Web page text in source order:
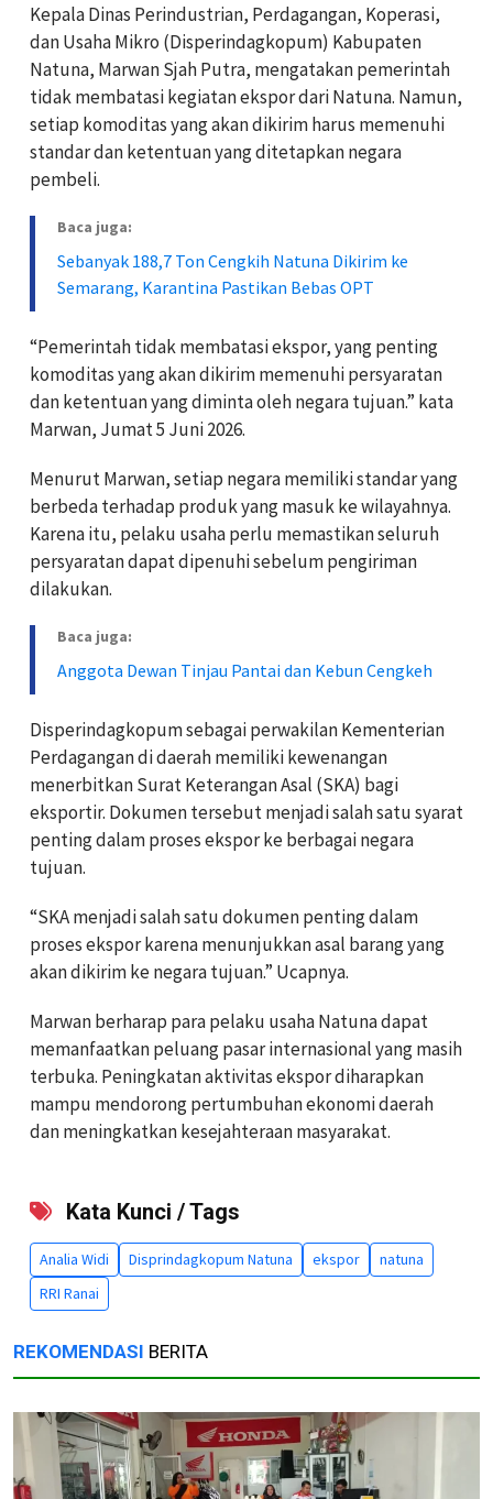
Kepala Dinas Perindustrian, Perdagangan, Koperasi,
dan Usaha Mikro (Disperindagkopum) Kabupaten
Natuna, Marwan Sjah Putra, mengatakan pemerintah
tidak membatasi kegiatan ekspor dari Natuna. Namun,
setiap komoditas yang akan dikirim harus memenuhi
standar dan ketentuan yang ditetapkan negara
pembeli.
Baca juga:
Sebanyak 188,7 Ton Cengkih Natuna Dikirim ke
Semarang, Karantina Pastikan Bebas OPT
“Pemerintah tidak membatasi ekspor, yang penting
komoditas yang akan dikirim memenuhi persyaratan
dan ketentuan yang diminta oleh negara tujuan.” kata
Marwan, Jumat 5 Juni 2026.
Menurut Marwan, setiap negara memiliki standar yang
berbeda terhadap produk yang masuk ke wilayahnya.
Karena itu, pelaku usaha perlu memastikan seluruh
persyaratan dapat dipenuhi sebelum pengiriman
dilakukan.
Baca juga:
Anggota Dewan Tinjau Pantai dan Kebun Cengkeh
Disperindagkopum sebagai perwakilan Kementerian
Perdagangan di daerah memiliki kewenangan
menerbitkan Surat Keterangan Asal (SKA) bagi
eksportir. Dokumen tersebut menjadi salah satu syarat
penting dalam proses ekspor ke berbagai negara
tujuan.
“SKA menjadi salah satu dokumen penting dalam
proses ekspor karena menunjukkan asal barang yang
akan dikirim ke negara tujuan.” Ucapnya.
Marwan berharap para pelaku usaha Natuna dapat
memanfaatkan peluang pasar internasional yang masih
terbuka. Peningkatan aktivitas ekspor diharapkan
mampu mendorong pertumbuhan ekonomi daerah
dan meningkatkan kesejahteraan masyarakat.
Kata Kunci / Tags
Analia Widi Disprindagkopum Natuna ekspor
natuna
RRI Ranai
REKOMENDASI BERITA